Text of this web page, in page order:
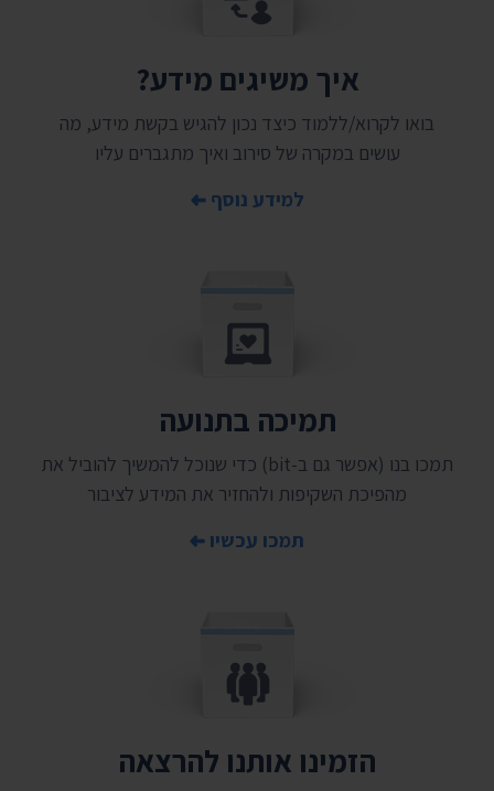
איך משיגים מידע?
בואו לקרוא/ללמוד כיצד נכון להגיש בקשת מידע, מה
עושים במקרה של סירוב ואיך מתגברים עליו
למידע נוסף
תמיכה בתנועה
תמכו בנו (אפשר גם ב-bit) כדי שנוכל להמשיך להוביל את
מהפיכת השקיפות ולהחזיר את המידע לציבור
תמכו עכשיו
הזמינו אותנו להרצאה